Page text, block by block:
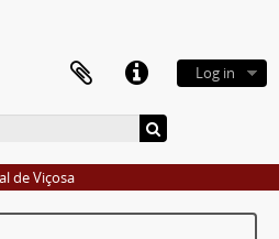
Log in
de Viçosa